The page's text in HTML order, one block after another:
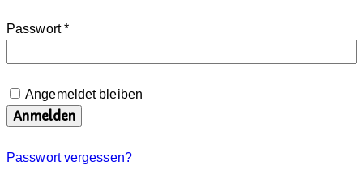
Passwort*Erforderlich
Angemeldet bleiben
Anmelden
Passwort vergessen?